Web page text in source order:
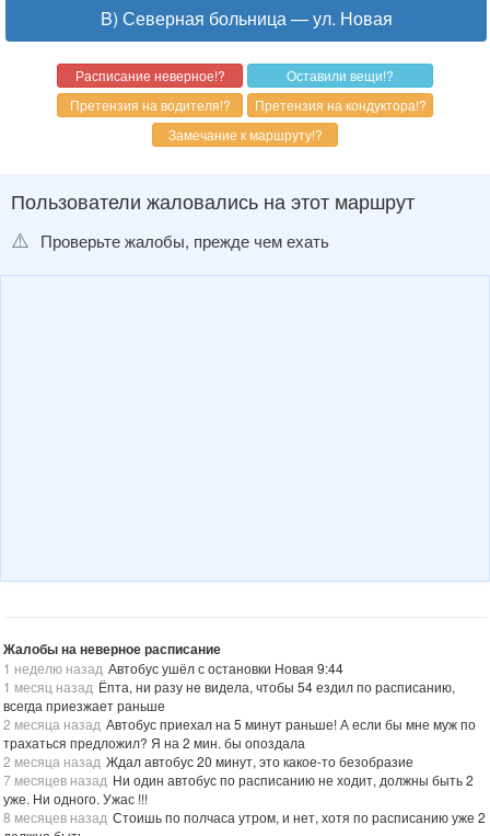
B) Северная больница — ул. Новая
Пользователи жаловались на этот маршрут
⚠️
Проверьте жалобы, прежде чем ехать
Жалобы на неверное расписание
1 неделю назад Автобус ушёл с остановки Новая 9:44
1 месяц назад Ёпта, ни разу не видела, чтобы 54 ездил по расписанию,
всегда приезжает раньше
2 месяца назад Автобус приехал на 5 минут раньше! А если бы мне муж по
трахаться предложил? Я на 2 мин. бы опоздала
2 месяца назад Ждал автобус 20 минут, это какое-то безобразие
7 месяцев назад Ни один автобус по расписанию не ходит, должны быть 2
уже. Ни одного. Ужас !!!
8 месяцев назад Стоишь по полчаса утром, и нет, хотя по расписанию уже 2